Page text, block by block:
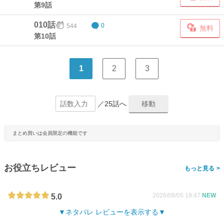
第9話
010話 544 0
第10話
無料
1 2 3
／25話へ
まとめ買いは会員限定の機能です
お役立ちレビュー >
5.0 2026/08/05 19:47 NEW
ネタバレ レビューを表示する